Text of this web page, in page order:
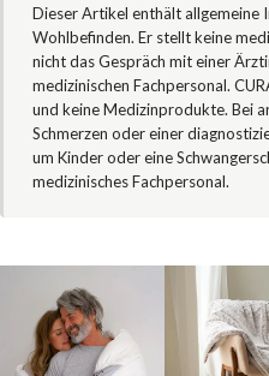
Dieser Artikel enthält allgemeine
Wohlbefinden. Er stellt keine
nicht das Gespräch mit einer
medizinischen Fachpersonal.
und keine Medizinprodukte. Bei
Schmerzen oder einer
um Kinder oder eine
medizinisches Fachpersonal.